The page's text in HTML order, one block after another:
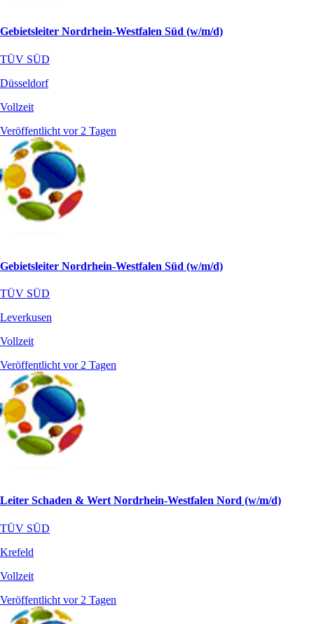
Gebietsleiter Nordrhein-Westfalen Süd (w/m/d)
TÜV SÜD
Düsseldorf
Vollzeit
Veröffentlicht vor 2 Tagen
Gebietsleiter Nordrhein-Westfalen Süd (w/m/d)
TÜV SÜD
Leverkusen
Vollzeit
Veröffentlicht vor 2 Tagen
Leiter Schaden & Wert Nordrhein-Westfalen Nord (w/m/d)
TÜV SÜD
Krefeld
Vollzeit
Veröffentlicht vor 2 Tagen